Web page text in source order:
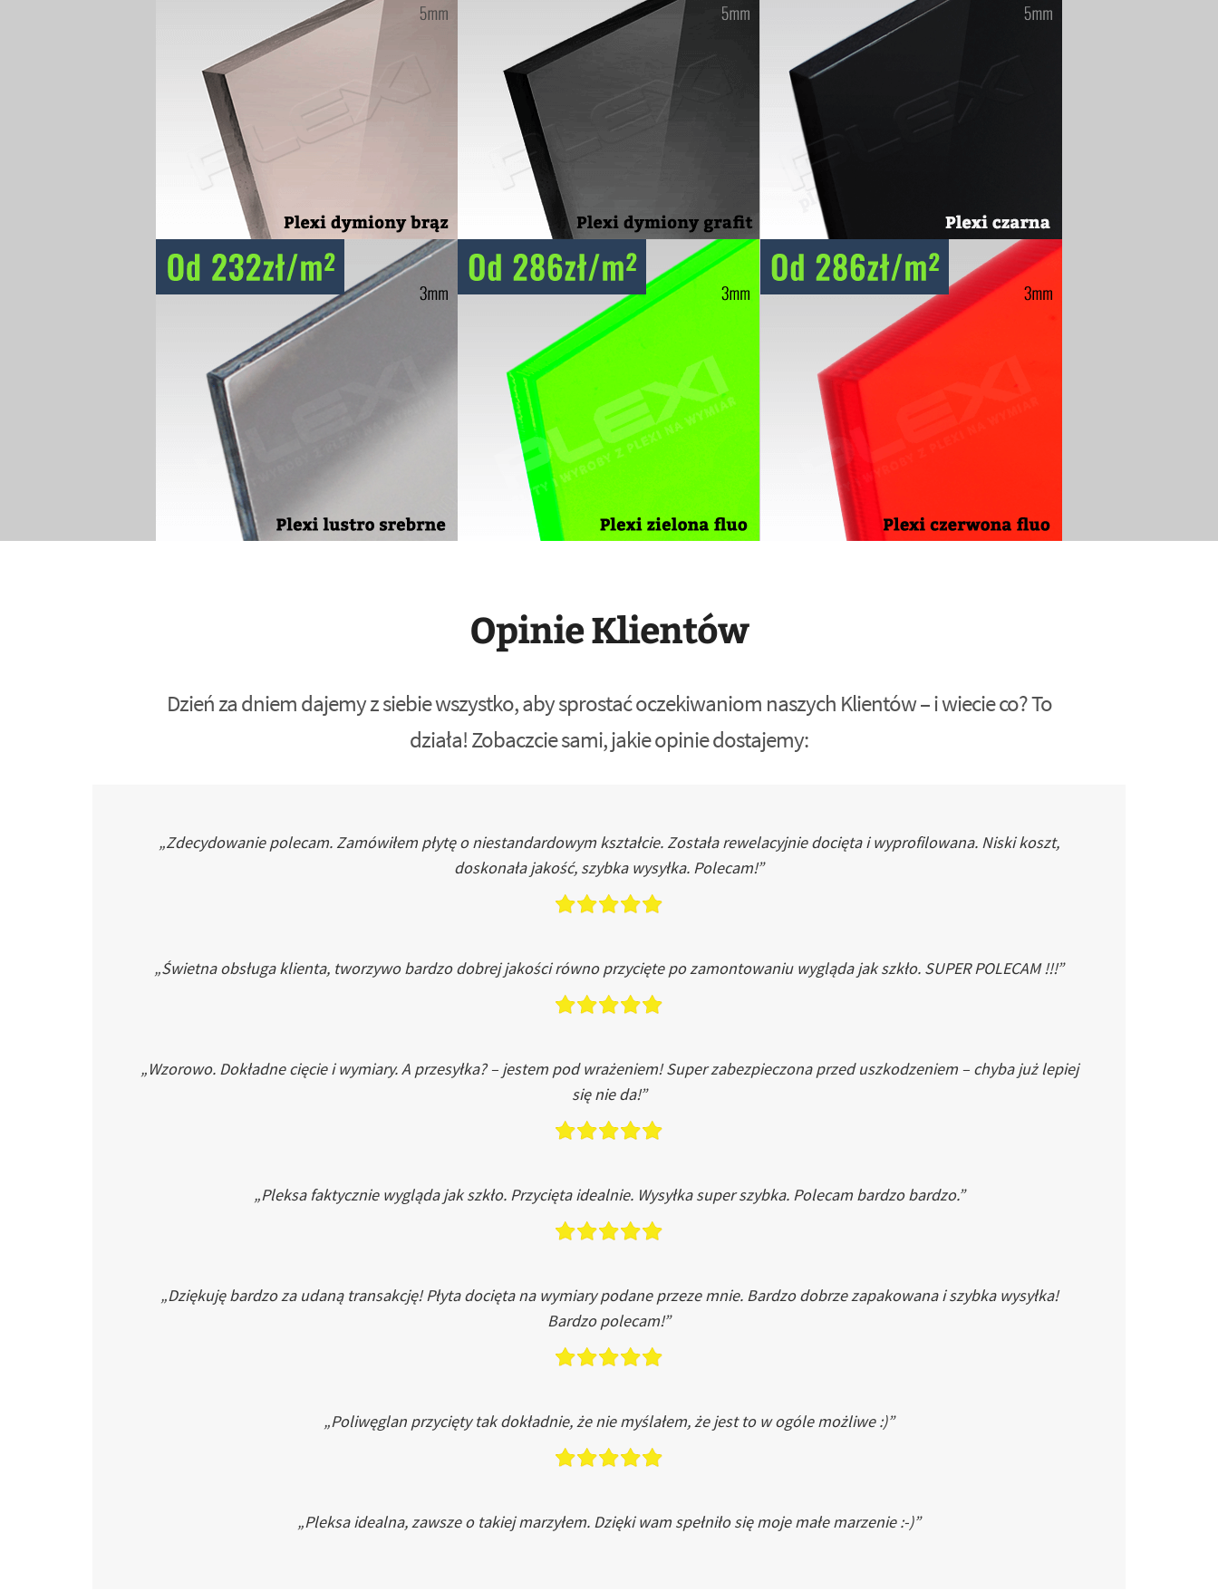
Opinie Klientów
Dzień za dniem dajemy z siebie wszystko, aby sprostać oczekiwaniom naszych Klientów – i wiecie co? To
działa! Zobaczcie sami, jakie opinie dostajemy:
„Zdecydowanie polecam. Zamówiłem płytę o niestandardowym kształcie. Została rewelacyjnie docięta i wyprofilowana. Niski koszt,
doskonała jakość, szybka wysyłka. Polecam!”
„Świetna obsługa klienta, tworzywo bardzo dobrej jakości równo przycięte po zamontowaniu wygląda jak szkło. SUPER POLECAM !!!”
„Wzorowo. Dokładne cięcie i wymiary. A przesyłka? – jestem pod wrażeniem! Super zabezpieczona przed uszkodzeniem – chyba już lepiej
się nie da!”
„Pleksa faktycznie wygląda jak szkło. Przycięta idealnie. Wysyłka super szybka. Polecam bardzo bardzo.”
„Dziękuję bardzo za udaną transakcję! Płyta docięta na wymiary podane przeze mnie. Bardzo dobrze zapakowana i szybka wysyłka!
Bardzo polecam!”
„Poliwęglan przycięty tak dokładnie, że nie myślałem, że jest to w ogóle możliwe :)”
„Pleksa idealna, zawsze o takiej marzyłem. Dzięki wam spełniło się moje małe marzenie :-)”